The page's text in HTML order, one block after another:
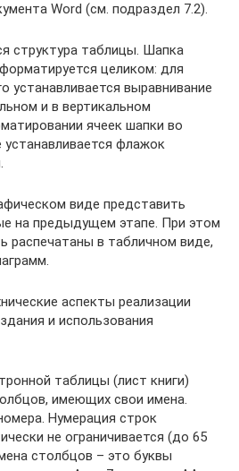
Word (см. подраздел 7.2).
структура таблицы. Шапка
целиком: для
устанавливается выравнивание
и в вертикальном
ячеек шапки во
флажок
виде представить
на предыдущем этапе. При этом
распечатаны в табличном виде,
аспекты реализации
и использования
таблицы (лист книги)
имеющих свои имена.
Нумерация строк
не ограничивается (до 65
столбцов – это буквы